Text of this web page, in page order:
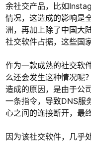
余社交产品，比如
情况，这造成的影响是
洲，再加上除了中国大
社交软件占据，这些国
作为一款成熟的社交软
么还会发生这种情况呢
造成的原因，是由于公
一条指令，导致DNS服
心之间的连接断开，最
因为该社交软件，几乎